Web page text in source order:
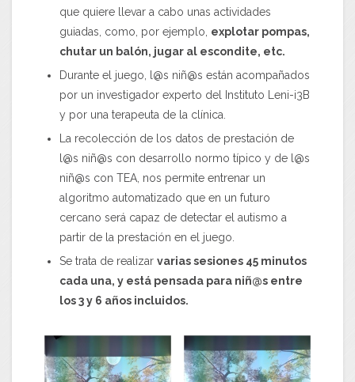
que quiere llevar a cabo unas actividades
guiadas, como, por ejemplo, explotar pompas,
chutar un balón, jugar al escondite, etc.
Durante el juego, l@s niñ@s están acompañados
por un investigador experto del Instituto Leni-i3B
y por una terapeuta de la clínica.
La recolección de los datos de prestación de
l@s niñ@s con desarrollo normo típico y de l@s
niñ@s con TEA, nos permite entrenar un
algoritmo automatizado que en un futuro
cercano será capaz de detectar el autismo a
partir de la prestación en el juego.
Se trata de realizar varias sesiones 45 minutos
cada una, y está pensada para niñ@s entre
los 3 y 6 años incluidos.